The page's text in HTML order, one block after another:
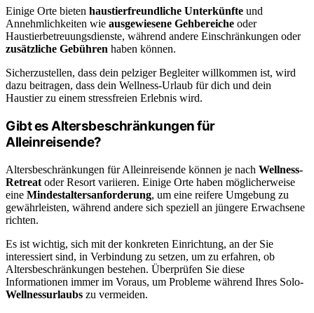
Einige Orte bieten haustierfreundliche Unterkünfte und
Annehmlichkeiten wie ausgewiesene Gehbereiche oder
Haustierbetreuungsdienste, während andere Einschränkungen oder
zusätzliche Gebühren haben können.
Sicherzustellen, dass dein pelziger Begleiter willkommen ist, wird
dazu beitragen, dass dein Wellness-Urlaub für dich und dein
Haustier zu einem stressfreien Erlebnis wird.
Gibt es Altersbeschränkungen für
Alleinreisende?
Altersbeschränkungen für Alleinreisende können je nach Wellness-
Retreat oder Resort variieren. Einige Orte haben möglicherweise
eine Mindestaltersanforderung, um eine reifere Umgebung zu
gewährleisten, während andere sich speziell an jüngere Erwachsene
richten.
Es ist wichtig, sich mit der konkreten Einrichtung, an der Sie
interessiert sind, in Verbindung zu setzen, um zu erfahren, ob
Altersbeschränkungen bestehen. Überprüfen Sie diese
Informationen immer im Voraus, um Probleme während Ihres Solo-
Wellnessurlaubs zu vermeiden.